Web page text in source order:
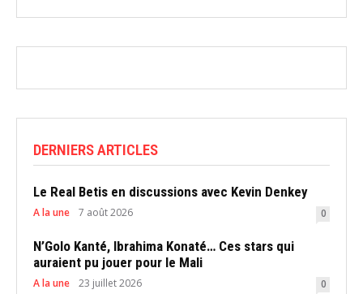
DERNIERS ARTICLES
Le Real Betis en discussions avec Kevin Denkey
A la une 7 août 2026 0
N’Golo Kanté, Ibrahima Konaté… Ces stars qui
auraient pu jouer pour le Mali
A la une 23 juillet 2026 0